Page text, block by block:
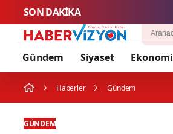
SON DAKİKA
Gündem Siyaset Ekonomi
Haberler Gündem
GÜNDEM